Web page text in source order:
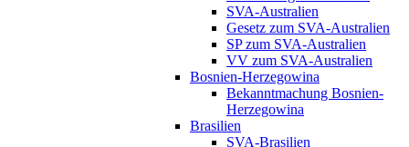
SVA-Australien
Gesetz zum SVA-Australien
SP zum SVA-Australien
VV zum SVA-Australien
Bosnien-Herzegowina
Bekanntmachung Bosnien-
Herzegowina
Brasilien
SVA-Brasilien